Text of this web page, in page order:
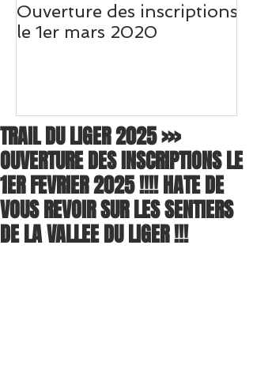
Ouverture des inscriptions
le 1er mars 2020
TRAIL DU LIGER 2025 >>>
OUVERTURE DES INSCRIPTIONS LE
1ER FEVRIER 2025 !!!! HATE DE
VOUS REVOIR SUR LES SENTIERS
DE LA VALLEE DU LIGER !!!